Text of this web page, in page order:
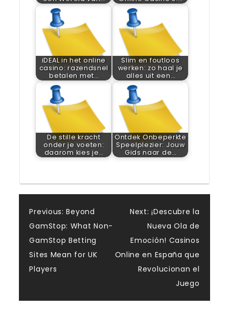
iDEAL in het online
casino: razendsnel
betalen met…
Slim en foutloos
werken: zo haal je
alles uit een…
De stille kracht
onder je voeten:
daarom kies je…
Ontdek Onbeperkte
Speelplezier: Jouw
Gids naar de…
Post
navigation
Previous: Beyond
GamStop: What Non-
GamStop Betting
Sites Mean for UK
Players
Next: ¡Descubre la
Nueva Ola de
Emoción! Casinos
Online en España que
Revolucionan el
Juego